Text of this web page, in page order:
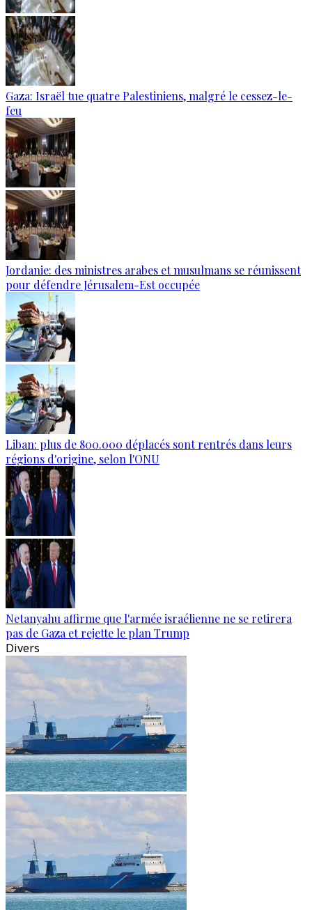
Gaza: Israël tue quatre Palestiniens, malgré le cessez-le-
feu
Jordanie: des ministres arabes et musulmans se réunissent
pour défendre Jérusalem-Est occupée
Liban: plus de 800.000 déplacés sont rentrés dans leurs
régions d'origine, selon l'ONU
Netanyahu affirme que l'armée israélienne ne se retirera
pas de Gaza et rejette le plan Trump
Divers